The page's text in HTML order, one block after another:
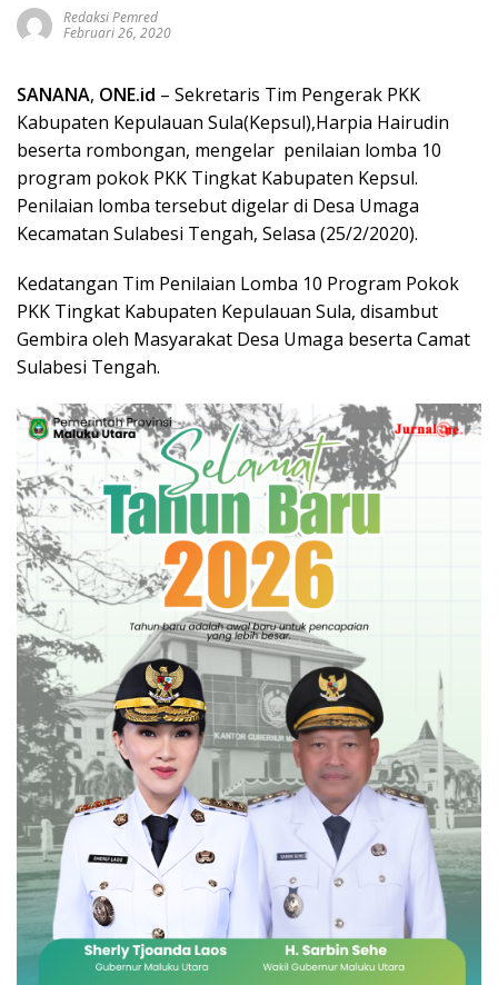
Redaksi Pemred
Februari 26, 2020
SANANA, ONE.id – Sekretaris Tim Pengerak PKK
Kabupaten Kepulauan Sula(Kepsul),Harpia Hairudin
beserta rombongan, mengelar penilaian lomba 10
program pokok PKK Tingkat Kabupaten Kepsul.
Penilaian lomba tersebut digelar di Desa Umaga
Kecamatan Sulabesi Tengah, Selasa (25/2/2020).
Kedatangan Tim Penilaian Lomba 10 Program Pokok
PKK Tingkat Kabupaten Kepulauan Sula, disambut
Gembira oleh Masyarakat Desa Umaga beserta Camat
Sulabesi Tengah.